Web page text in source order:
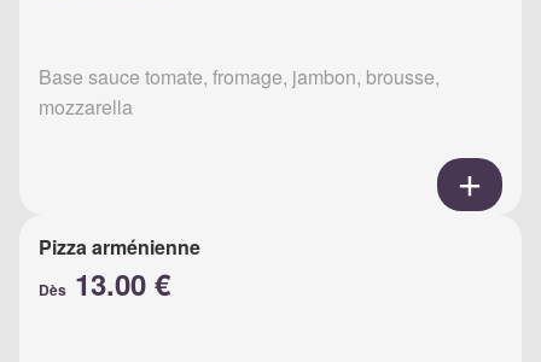
Base sauce tomate, fromage, jambon, brousse,
mozzarella
Pizza arménienne
Dès 13.00 €